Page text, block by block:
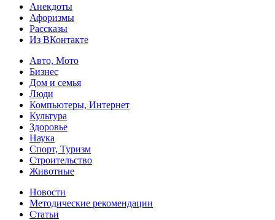
Анекдоты
Афоризмы
Рассказы
Из ВКонтакте
Авто, Мото
Бизнес
Дом и семья
Люди
Компьютеры, Интернет
Культура
Здоровье
Наука
Спорт, Туризм
Строительство
Животные
Новости
Методические рекомендации
Статьи